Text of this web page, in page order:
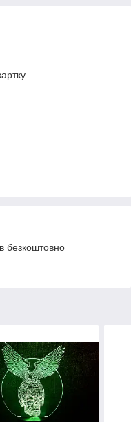
безкоштовно